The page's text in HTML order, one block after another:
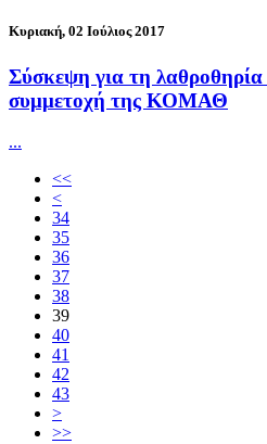
Κυριακή, 02 Ιούλιος 2017
Σύσκεψη για τη
συμμετοχή της ΚΟΜΑΘ
...
<<
<
34
35
36
37
38
39
40
41
42
43
>
>>